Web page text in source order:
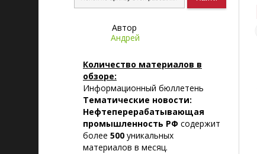
Автор
Андрей
Количество материалов в
обзоре:
Информационный бюллетень
Тематические новости:
Нефтеперерабатывающая
промышленность РФ содержит
более 500 уникальных
материалов в месяц.